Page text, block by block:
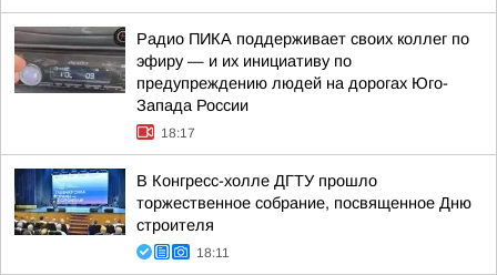
Радио ПИКА поддерживает своих коллег по
эфиру — и их инициативу по
предупреждению людей на дорогах Юго-
Запада России
18:17
В Конгресс-холле ДГТУ прошло
торжественное собрание, посвященное Дню
строителя
18:11